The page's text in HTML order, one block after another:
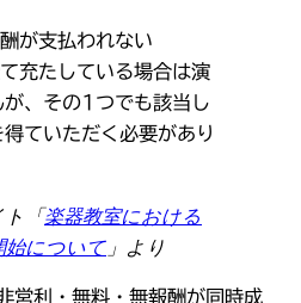
が支払われない
充たしている場合は演
、その1つでも該当し
ていただく必要があり
ト「楽器教室における
始について 」より
営利・無料・無報酬が同時成